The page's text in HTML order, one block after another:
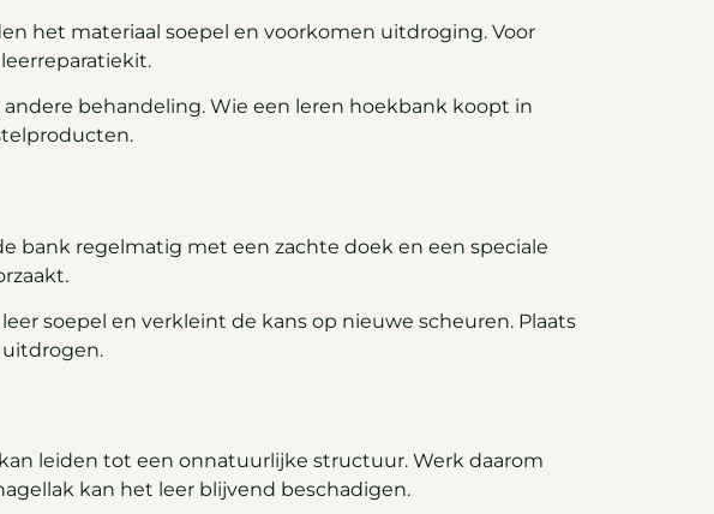
het materiaal soepel en voorkomen uitdroging. Voor
behandeling. Wie een leren hoekbank koopt in
bank regelmatig met een zachte doek en een speciale
soepel en verkleint de kans op nieuwe scheuren. Plaats
leiden tot een onnatuurlijke structuur. Werk daarom
kan het leer blijvend beschadigen.